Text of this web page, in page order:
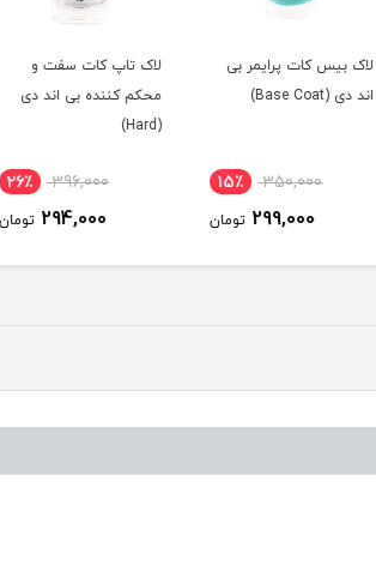
لاک بیس کات پرایمر بی
اند دی (Base Coat)
350,000 15٪
299,000 تومان
لاک تاپ کات سفت و
محکم کننده بی اند دی
(Hard)
396,000 26٪
294,000 تومان